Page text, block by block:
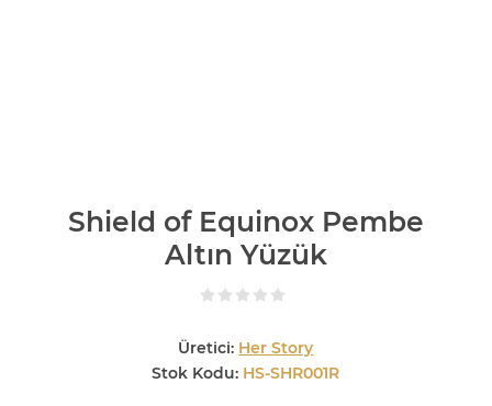
Shield of Equinox Pembe
Altın Yüzük
Üretici: Her Story
Stok Kodu: HS-SHR001R